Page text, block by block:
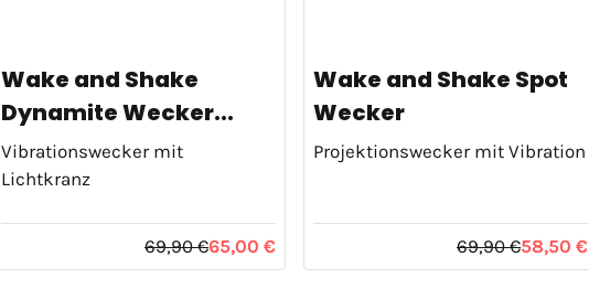
Wake and Shake
Dynamite Wecker...
Vibrationswecker mit
Lichtkranz
69,90 €65,00 €
Wake and Shake Spot
Wecker
Projektionswecker mit Vibration
69,90 €58,50 €